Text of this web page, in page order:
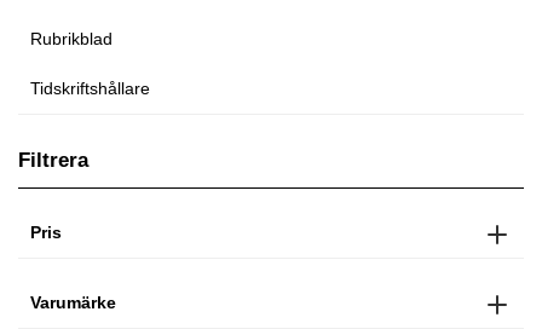
Rubrikblad
Tidskriftshållare
Filtrera
Pris
Varumärke